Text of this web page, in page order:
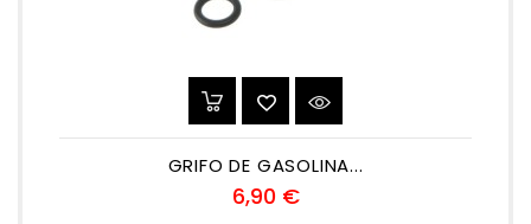
GRIFO DE GASOLINA...
6,90 €Precio